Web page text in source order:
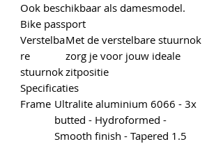
Ook beschikbaar als damesmodel.
Bike passport
Verstelba
re
stuurnok
Met de verstelbare stuurnok
zorg je voor jouw ideale
zitpositie
Specificaties
Frame Ultralite aluminium 6066 - 3x
butted - Hydroformed -
Smooth finish - Tapered 1.5